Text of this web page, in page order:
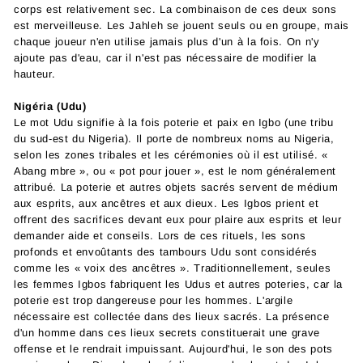
corps est relativement sec. La combinaison de ces deux sons
est merveilleuse. Les Jahleh se jouent seuls ou en groupe, mais
chaque joueur n'en utilise jamais plus d'un à la fois. On n'y
ajoute pas d'eau, car il n'est pas nécessaire de modifier la
hauteur.
Nigéria (Udu)
Le mot Udu signifie à la fois poterie et paix en Igbo (une tribu
du sud-est du Nigeria). Il porte de nombreux noms au Nigeria,
selon les zones tribales et les cérémonies où il est utilisé. «
Abang mbre », ou « pot pour jouer », est le nom généralement
attribué. La poterie et autres objets sacrés servent de médium
aux esprits, aux ancêtres et aux dieux. Les Igbos prient et
offrent des sacrifices devant eux pour plaire aux esprits et leur
demander aide et conseils. Lors de ces rituels, les sons
profonds et envoûtants des tambours Udu sont considérés
comme les « voix des ancêtres ». Traditionnellement, seules
les femmes Igbos fabriquent les Udus et autres poteries, car la
poterie est trop dangereuse pour les hommes. L'argile
nécessaire est collectée dans des lieux sacrés. La présence
d'un homme dans ces lieux secrets constituerait une grave
offense et le rendrait impuissant. Aujourd'hui, le son des pots